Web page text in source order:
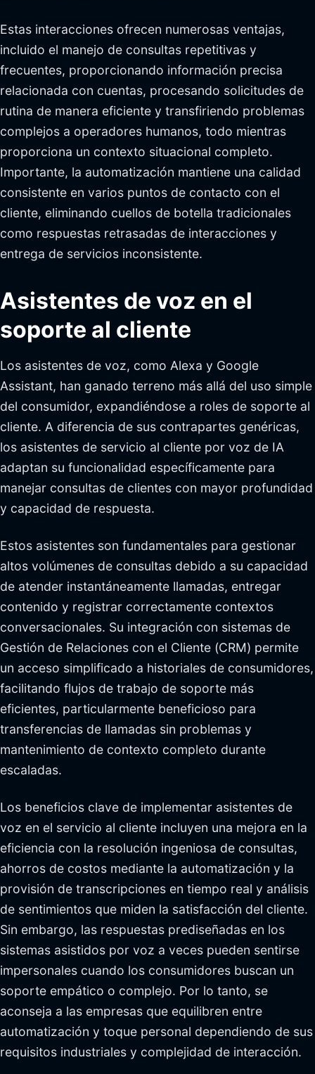
Estas interacciones ofrecen numerosas ventajas,
incluido el manejo de consultas repetitivas y
frecuentes, proporcionando información precisa
relacionada con cuentas, procesando solicitudes de
rutina de manera eficiente y transfiriendo problemas
complejos a operadores humanos, todo mientras
proporciona un contexto situacional completo.
Importante, la automatización mantiene una calidad
consistente en varios puntos de contacto con el
cliente, eliminando cuellos de botella tradicionales
como respuestas retrasadas de interacciones y
entrega de servicios inconsistente.
Asistentes de voz en el
soporte al cliente
Los asistentes de voz, como Alexa y Google
Assistant, han ganado terreno más allá del uso simple
del consumidor, expandiéndose a roles de soporte al
cliente. A diferencia de sus contrapartes genéricas,
los asistentes de servicio al cliente por voz de IA
adaptan su funcionalidad específicamente para
manejar consultas de clientes con mayor profundidad
y capacidad de respuesta.
Estos asistentes son fundamentales para gestionar
altos volúmenes de consultas debido a su capacidad
de atender instantáneamente llamadas, entregar
contenido y registrar correctamente contextos
conversacionales. Su integración con sistemas de
Gestión de Relaciones con el Cliente (CRM) permite
un acceso simplificado a historiales de consumidores,
facilitando flujos de trabajo de soporte más
eficientes, particularmente beneficioso para
transferencias de llamadas sin problemas y
mantenimiento de contexto completo durante
escaladas.
Los beneficios clave de implementar asistentes de
voz en el servicio al cliente incluyen una mejora en la
eficiencia con la resolución ingeniosa de consultas,
ahorros de costos mediante la automatización y la
provisión de transcripciones en tiempo real y análisis
de sentimientos que miden la satisfacción del cliente.
Sin embargo, las respuestas prediseñadas en los
sistemas asistidos por voz a veces pueden sentirse
impersonales cuando los consumidores buscan un
soporte empático o complejo. Por lo tanto, se
aconseja a las empresas que equilibren entre
automatización y toque personal dependiendo de sus
requisitos industriales y complejidad de interacción.